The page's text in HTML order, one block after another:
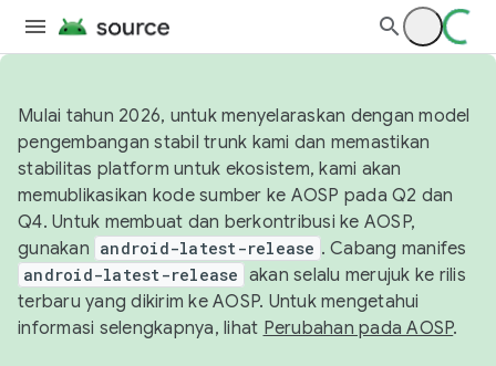
Mulai tahun 2026, untuk menyelaraskan dengan model
pengembangan stabil trunk kami dan memastikan
stabilitas platform untuk ekosistem, kami akan
memublikasikan kode sumber ke AOSP pada Q2 dan
Q4. Untuk membuat dan berkontribusi ke AOSP,
gunakan android-latest-release . Cabang manifes
android-latest-release akan selalu merujuk ke rilis
terbaru yang dikirim ke AOSP. Untuk mengetahui
informasi selengkapnya, lihat Perubahan pada AOSP.